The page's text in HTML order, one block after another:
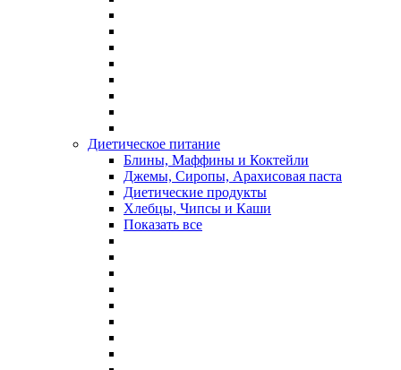
Диетическое питание
Блины, Маффины и Коктейли
Джемы, Сиропы, Арахисовая паста
Диетические продукты
Хлебцы, Чипсы и Каши
Показать все